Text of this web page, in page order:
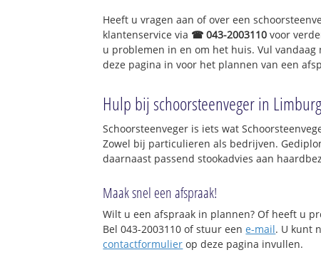
Heeft u vragen aan of over een
klantenservice via ☎ 043-2003110 voor
u problemen in en om het huis. Vul
deze pagina in voor het plannen van een
Hulp bij schoorsteenveger in
Schoorsteenveger is iets wat
Zowel bij particulieren als bedrijven.
daarnaast passend stookadvies aan
Maak snel een afspraak!
Wilt u een afspraak in plannen? Of heeft u
Bel 043-2003110 of stuur eene-mail. U kunt
contactformulier op deze pagina invullen.